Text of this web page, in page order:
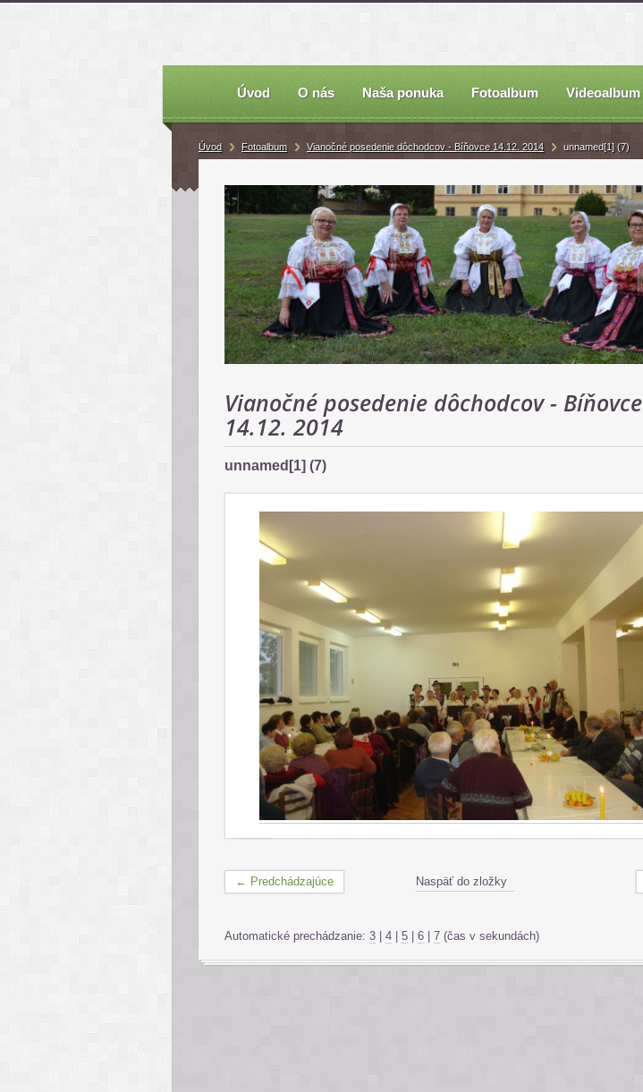
Úvod O nás Naša ponuka Fotoalbum Videoalbum
Úvod Fotoalbum Vianočné posedenie dôchodcov - Bíňovce 14.12. 2014 unnamed[1] (7)
Vianočné posedenie dôchodcov - Bíňovce
14.12. 2014
unnamed[1] (7)
← Predchádzajúce Naspäť do zložky
Automatické prechádzanie: 3 4 5 6 7 (čas v sekundách)